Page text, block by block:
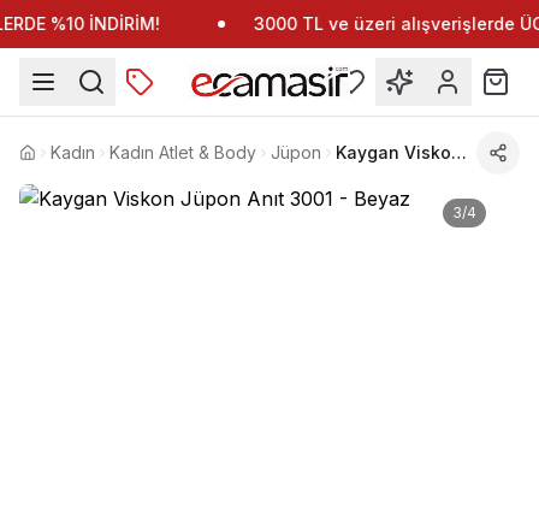
%10 İNDİRİM! 3000 TL ve üzeri alışverişlerde
Anasayfa
Kadın Kadın Atlet & Body Jüpon Kaygan Viskon Jüpon Anıt 3001
3/4